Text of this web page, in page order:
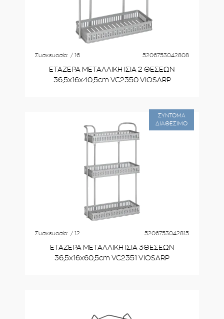
Συσκευασία: / 16 5206753042808
ΕΤΑΖΕΡΑ ΜΕΤΑΛΛΙΚΗ ΙΣΙΑ 2 ΘΕΣΕΩΝ
36,5x16x40,5cm VC2350 VIOSARP
Συσκευασία: / 12 5206753042815
ΕΤΑΖΕΡΑ ΜΕΤΑΛΛΙΚΗ ΙΣΙΑ 3ΘΕΣΕΩΝ
36,5x16x60,5cm VC2351 VIOSARP
ΣΥΝΤΟΜΑ
ΔΙΑΘΕΣΙΜΟ